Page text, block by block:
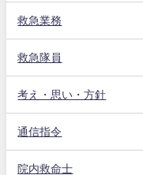
救急業務
救急隊員
考え・思い・方針
通信指令
院内救命士